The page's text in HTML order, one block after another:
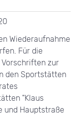
Wiederaufnahme
Für die
zur
den Sportstätten
"Klaus
und Hauptstraße